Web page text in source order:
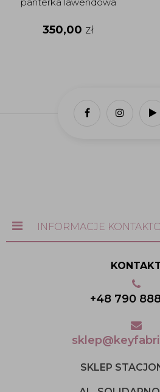
350,00 zł
INFORMACJE
+48 790
SKLEP